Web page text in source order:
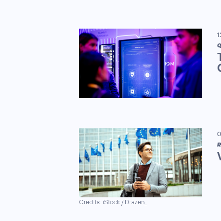
Credits: iStock / Drazen_